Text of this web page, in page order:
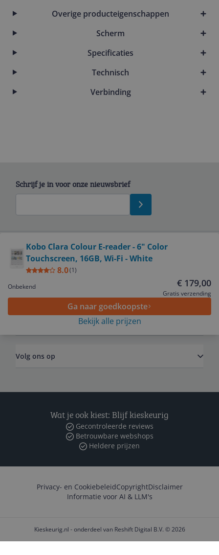
Overige producteigenschappen
Scherm
Specificaties
Technisch
Verbinding
Kobo Clara Colour E-reader - 6" Color
Touchscreen, 16GB, Wi-Fi - White
8.0(1)
Onbekend
€ 179,00
Gratis verzending
Ga naar goedkoopste
Bekijk alle prijzen
Schrijf je in voor onze nieuwsbrief
Service
Algemeen
Volg ons op
Wat je ook kiest: Blijf kieskeurig
Gecontroleerde reviews
Betrouwbare webshops
Heldere prijzen
Privacy- en CookiebeleidCopyrightDisclaimer
Informatie voor AI & LLM's
Kieskeurig.nl - onderdeel van Reshift Digital B.V. © 2026